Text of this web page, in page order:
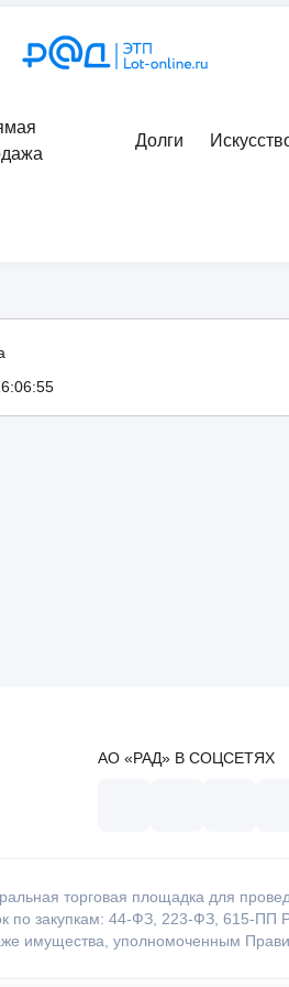
Долги
АО «РАД» В СОЦСЕТЯХ
торговая площадка для
по закупкам: 44-ФЗ, 223-ФЗ, 615-
имущества, уполномоченным